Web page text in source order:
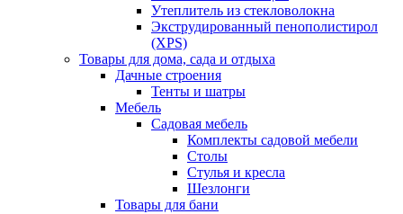
Утеплитель из стекловолокна
Экструдированный пенополистирол
(XPS)
Товары для дома, сада и отдыха
Дачные строения
Тенты и шатры
Мебель
Садовая мебель
Комплекты садовой мебели
Столы
Стулья и кресла
Шезлонги
Товары для бани